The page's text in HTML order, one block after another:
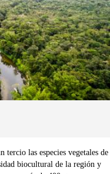
las especies vegetales de
biocultural de la región y